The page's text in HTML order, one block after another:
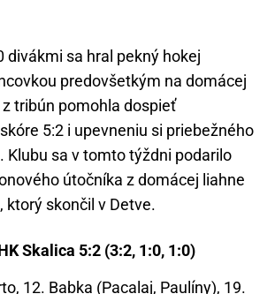
divákmi sa hral pekný hokej
predovšetkým na domácej
tribún pomohla dospieť
5:2 i upevneniu si priebežného
Klubu sa v tomto týždni podarilo
útočníka z domácej liahne
ktorý skončil v Detve.
Skalica 5:2 (3:2, 1:0, 1:0)
12. Babka (Pacalaj, Paulíny), 19.